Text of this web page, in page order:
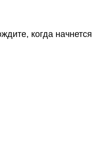
когда начнется